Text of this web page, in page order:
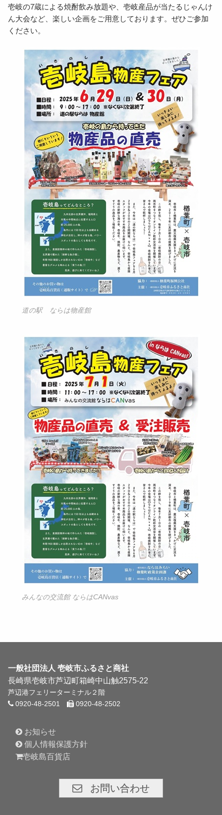
壱岐の7蔵による焼酎飲み放題や、壱岐産品が当たるじゃんけ
ん大会など、楽しい企画をご用意しております。ぜひご参加
ください。
道の駅 ならは物産館
みんなの交流館 ならはCANvas
一般社団法人 壱岐市ふるさと商社
長崎県壱岐市芦辺町箱崎中山触2575-22
芦辺港フェリーターミナル２階
0920-48-2501
0920-48-2502
お知らせ
個人情報保護方針
壱岐島百貨店
お問い合わせ